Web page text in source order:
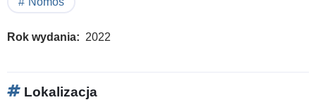
Rok wydania 2022
Lokalizacja